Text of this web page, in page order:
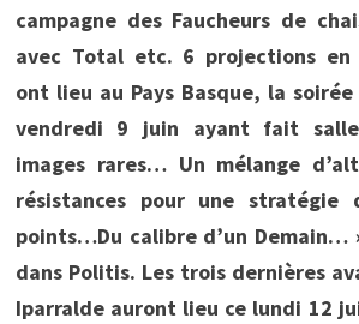
campagne des Faucheurs de
avec Total etc. 6 projections en
ont lieu au Pays Basque, la
vendredi 9 juin ayant fait
images rares… Un mélange
résistances pour une stratégie
points…Du calibre d’un Demain…
dans Politis. Les trois dernières
Iparralde auront lieu ce lundi 12